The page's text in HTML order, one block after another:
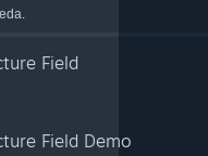
Field
Field Demo